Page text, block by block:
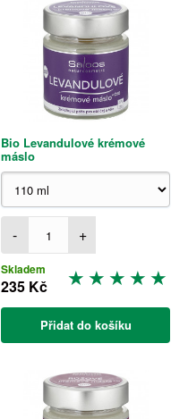
Bio Levandulové krémové
máslo
- +
Skladem
235 Kč
Přidat do košíku